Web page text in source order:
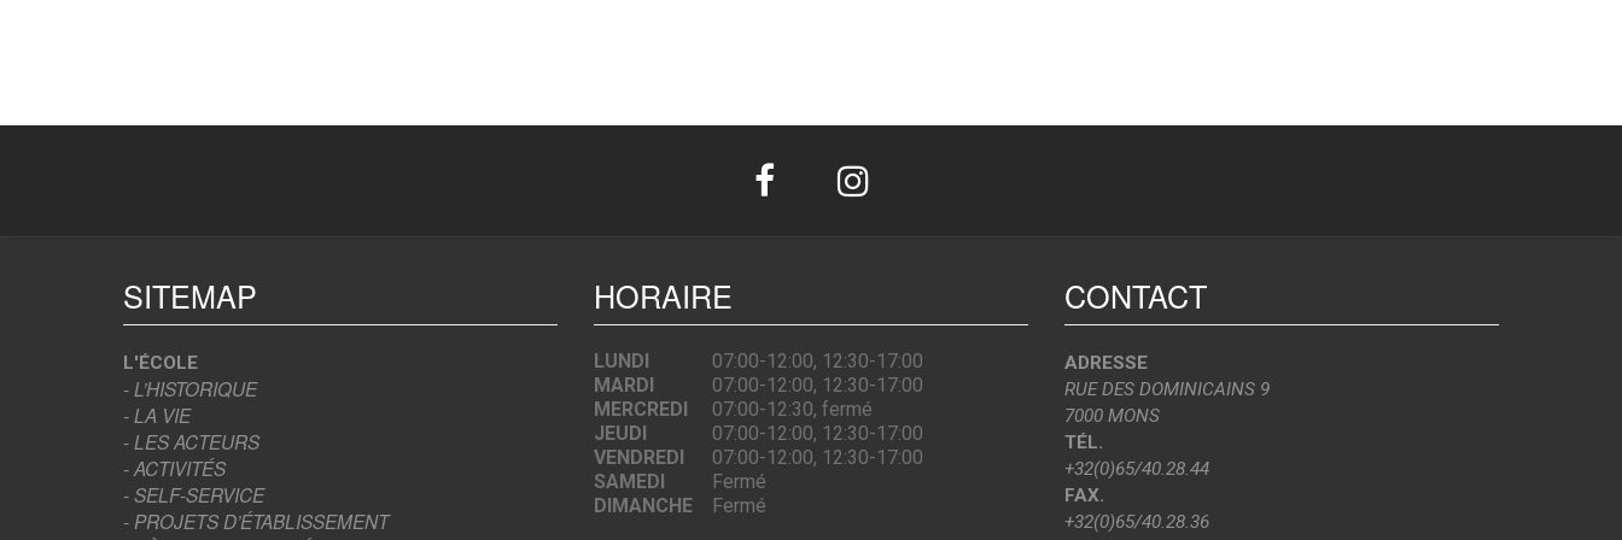
SITEMAP
L'ÉCOLE
- L’HISTORIQUE
- LA VIE
- LES ACTEURS
- ACTIVITÉS
- SELF-SERVICE
- PROJETS D’ÉTABLISSEMENT
HORAIRE
LUNDI
07:00-12:00, 12:30-17:00
MARDI
07:00-12:00, 12:30-17:00
MERCREDI
07:00-12:30, fermé
JEUDI
07:00-12:00, 12:30-17:00
VENDREDI
07:00-12:00, 12:30-17:00
SAMEDI
Fermé
DIMANCHE
Fermé
CONTACT
ADRESSE
RUE DES DOMINICAINS 9
7000 MONS
TÉL.
+32(0)65/40.28.44
FAX.
+32(0)65/40.28.36